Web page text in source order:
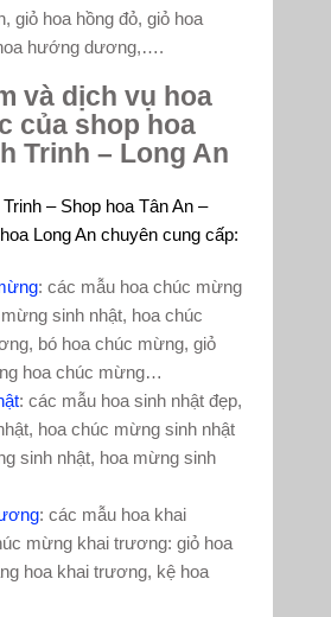
giỏ hoa hồng đỏ, giỏ hoa
hướng dương,….
và dịch vụ hoa
của shop hoa
Trinh – Long An
– Shop hoa Tân An –
Long An chuyên cung cấp:
: các mẫu hoa chúc mừng
sinh nhật, hoa chúc
bó hoa chúc mừng, giỏ
hoa chúc mừng…
: các mẫu hoa sinh nhật đẹp,
hoa chúc mừng sinh nhật
sinh nhật, hoa mừng sinh
: các mẫu hoa khai
mừng khai trương: giỏ hoa
hoa khai trương, kệ hoa